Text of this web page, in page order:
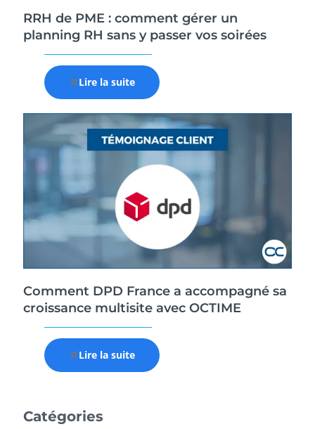
RRH de PME : comment gérer un
planning RH sans y passer vos soirées
Lire la suite
Comment DPD France a accompagné sa
croissance multisite avec OCTIME
Lire la suite
Catégories